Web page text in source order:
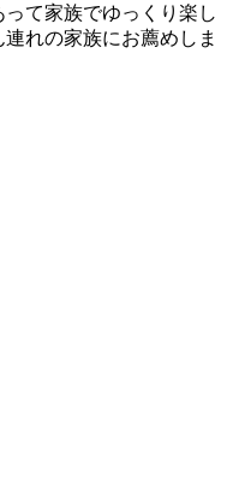
て家族でゆっくり楽し
れの家族にお薦めしま